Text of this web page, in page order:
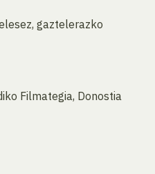
gaztelerazko
Filmategia, Donostia